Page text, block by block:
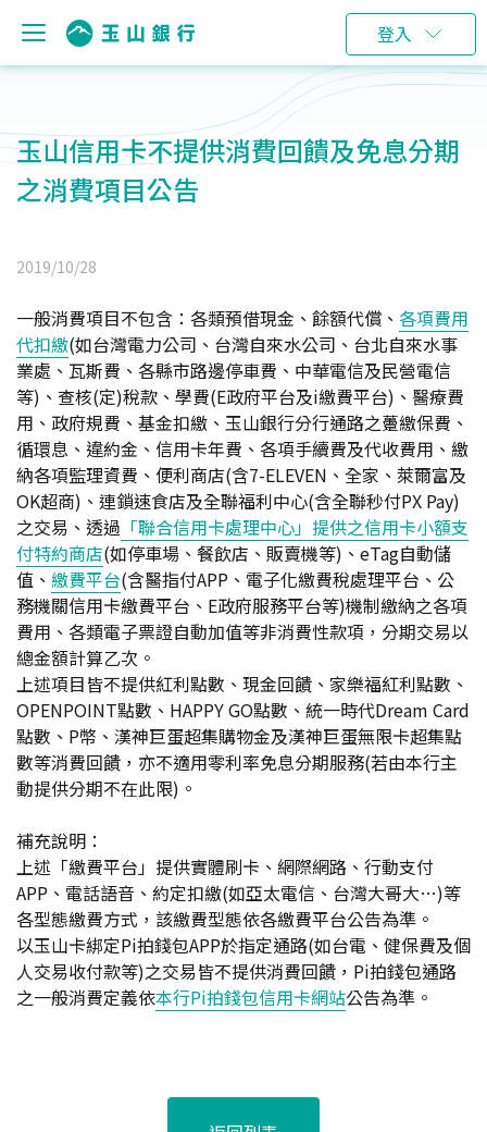
登入
玉山信用卡不提供消費回饋及免息分期
之消費項目公告
2019/10/28
一般消費項目不包含：各類預借現金、餘額代償、 各項費用
代扣繳(如台灣電力公司、台灣自來水公司、台北自來水事
業處、瓦斯費、各縣市路邊停車費、中華電信及民營電信
等)、查核(定)稅款、學費(E政府平台及i繳費平台)、醫療費
用、政府規費、基金扣繳、玉山銀行分行通路之躉繳保費、
循環息、違約金、信用卡年費、各項手續費及代收費用、繳
納各項監理資費、便利商店(含7-ELEVEN、全家、萊爾富及
OK超商)、連鎖速食店及全聯福利中心(含全聯秒付PX Pay)
之交易、透過 「聯合信用卡處理中心」提供之信用卡小額支
付特約商店(如停車場、餐飲店、販賣機等)、eTag自動儲
值、 繳費平台(含醫指付APP、電子化繳費稅處理平台、公
務機關信用卡繳費平台、E政府服務平台等)機制繳納之各項
費用、各類電子票證自動加值等非消費性款項，分期交易以
總金額計算乙次。
上述項目皆不提供紅利點數、現金回饋、家樂福紅利點數、
OPENPOINT點數、HAPPY GO點數、統一時代Dream Card
點數、P幣、漢神巨蛋超集購物金及漢神巨蛋無限卡超集點
數等消費回饋，亦不適用零利率免息分期服務(若由本行主
動提供分期不在此限)。
補充說明：
上述「繳費平台」提供實體刷卡、網際網路、行動支付
APP、電話語音、約定扣繳(如亞太電信、台灣大哥大…)等
各型態繳費方式，該繳費型態依各繳費平台公告為準。
以玉山卡綁定Pi拍錢包APP於指定通路(如台電、健保費及個
人交易收付款等)之交易皆不提供消費回饋，Pi拍錢包通路
之一般消費定義依本行Pi拍錢包信用卡網站公告為準。